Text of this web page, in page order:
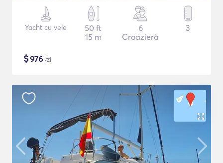
Yacht cu vele
50 ft
15 m
6
Croazieră
3
$976 /zi